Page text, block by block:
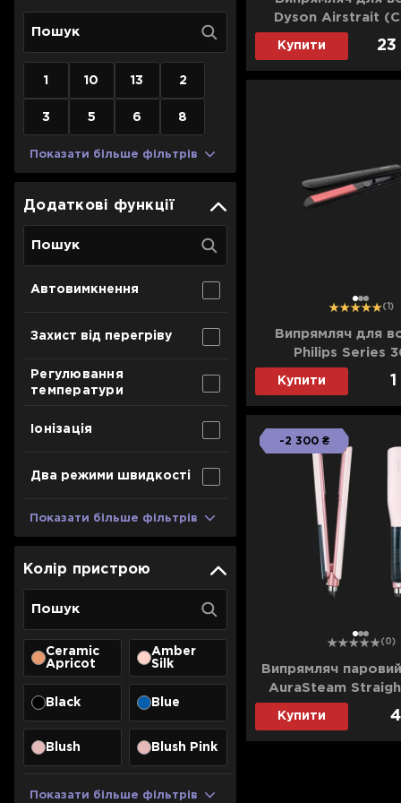
Мікрохвильові печі
Засоби для чистки
Термочашки
Показати все
Для телевізорів
Для принтерів
Для кавомашин
Для кухні
1 10 13 2
3 5 6 8
Показати більше фільтрів
Додаткові функції
Автовимкнення
Захист від перегріву
Регулювання
температури
Іонізація
Два режими швидкості
Показати більше фільтрів
Колір пристрою
Ceramic
Apricot
Amber
Silk
Black Blue
Blush Blush Pink
Показати більше фільтрів
Dyson Airstrait
Pink/Rose Gold)
Купити 23
12 3 (1)
Випрямляч для
Philips Series
(Black/Pink)
Купити
12 3
-2 300 ₴
(0)
Випрямляч
AuraSteam
(AA01A-PK)
Купити